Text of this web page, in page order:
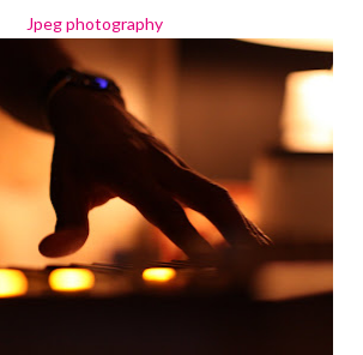
Jpeg photography